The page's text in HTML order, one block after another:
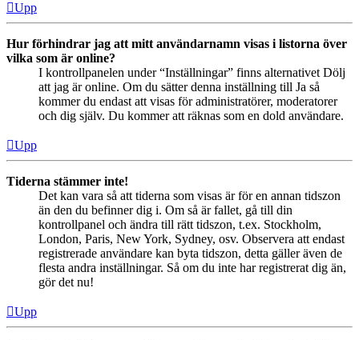
Upp
Hur förhindrar jag att mitt användarnamn visas i listorna över
vilka som är online?
I kontrollpanelen under “Inställningar” finns alternativet Dölj
att jag är online. Om du sätter denna inställning till Ja så
kommer du endast att visas för administratörer, moderatorer
och dig själv. Du kommer att räknas som en dold användare.
Upp
Tiderna stämmer inte!
Det kan vara så att tiderna som visas är för en annan tidszon
än den du befinner dig i. Om så är fallet, gå till din
kontrollpanel och ändra till rätt tidszon, t.ex. Stockholm,
London, Paris, New York, Sydney, osv. Observera att endast
registrerade användare kan byta tidszon, detta gäller även de
flesta andra inställningar. Så om du inte har registrerat dig än,
gör det nu!
Upp